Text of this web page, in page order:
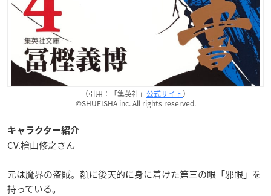
（引用：「集英社」 公式サイト）
©SHUEISHA inc. All rights reserved.
キャラクター紹介
CV.檜山修之さん
元は魔界の盗賊。額に後天的に身に着けた第三の眼「邪眼」を
持っている。